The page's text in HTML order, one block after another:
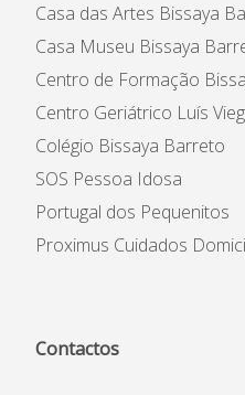
Casa das Artes Bissaya
Casa Museu Bissaya
Centro de Formação
Centro Geriátrico Luís
Colégio Bissaya Barreto
SOS Pessoa Idosa
Portugal dos Pequenitos
Proximus Cuidados
Contactos